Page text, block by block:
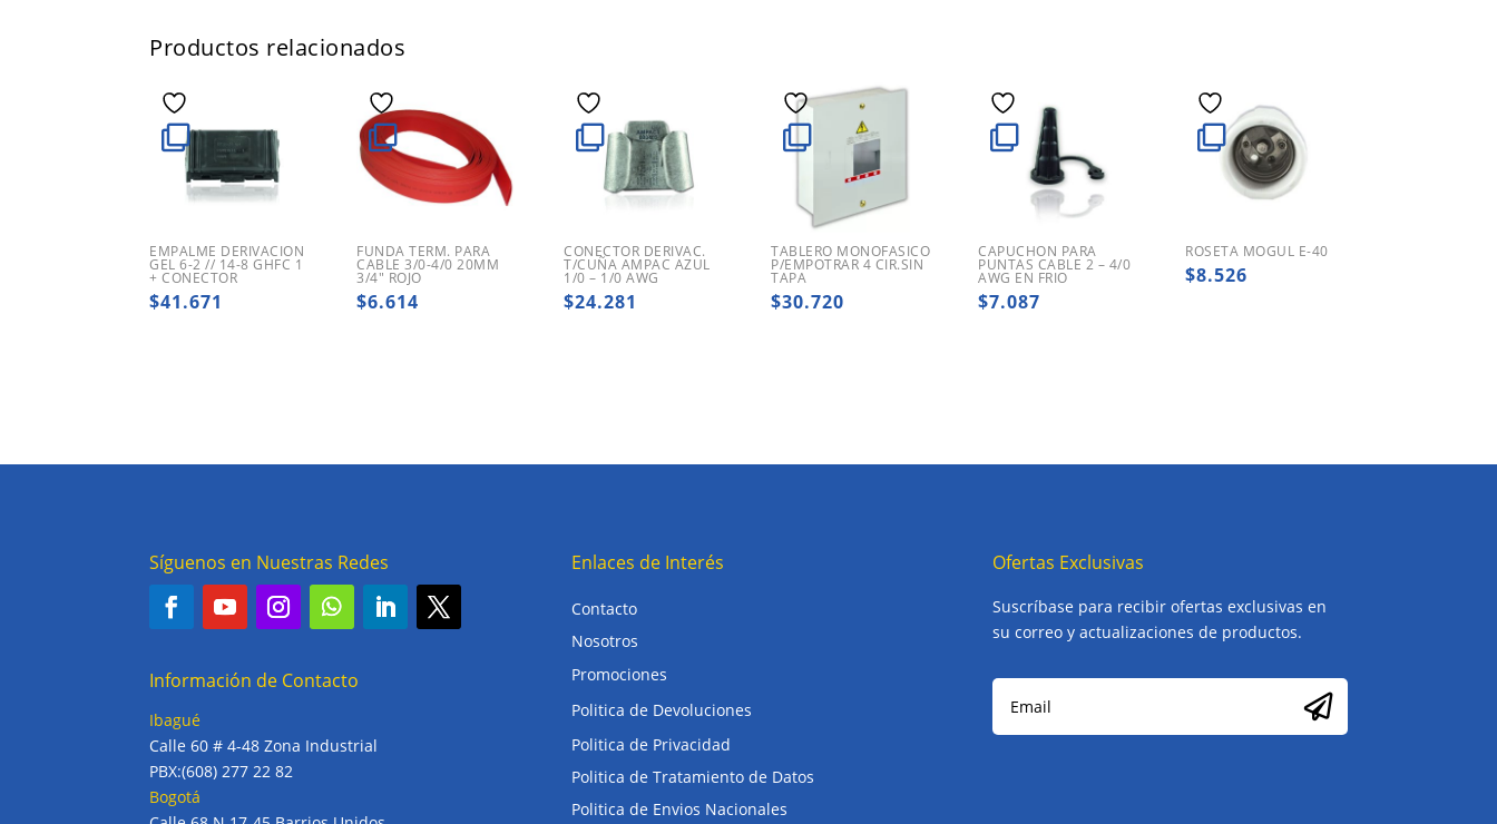
Productos relacionados
EMPALME DERIVACION
GEL 6-2 // 14-8 GHFC 1
+ CONECTOR
$41.671
FUNDA TERM. PARA
CABLE 3/0-4/0 20MM
3/4″ ROJO
$6.614
CONECTOR DERIVAC.
T/CUÑA AMPAC AZUL
1/0 – 1/0 AWG
$24.281
TABLERO MONOFASICO
P/EMPOTRAR 4 CIR.SIN
TAPA
$30.720
CAPUCHON PARA
PUNTAS CABLE 2 – 4/0
AWG EN FRIO
$7.087
ROSETA MOGUL E-40
$8.526
Síguenos en Nuestras Redes
Información de Contacto
Ibagué
Calle 60 # 4-48 Zona Industrial
PBX:(608) 277 22 82
Bogotá
Enlaces de Interés
Contacto
Nosotros
Promociones
Politica de Devoluciones
Politica de Privacidad
Politica de Tratamiento de Datos
Politica de Envios Nacionales
Ofertas Exclusivas
Suscríbase para recibir ofertas exclusivas en
su correo y actualizaciones de productos.